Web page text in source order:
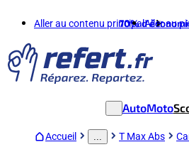
Aller au contenu principalAller au
70%
AutoMoto
Accueil T Max Abs